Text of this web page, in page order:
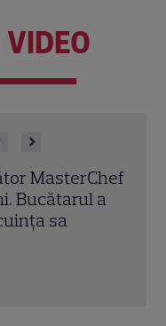
Iubirii –
când se
Vâlcan